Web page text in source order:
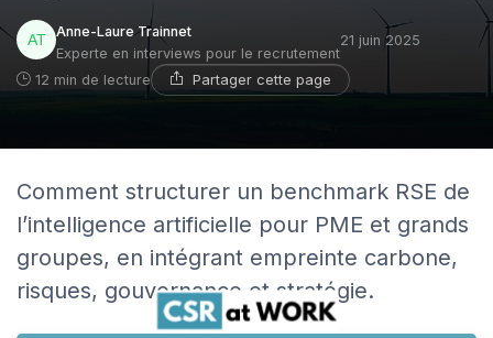
Anne-Laure Trainnet
Experte en interviews pour le recrutement
21 juin 2025
12 min de lecture Partager cette page
Comment structurer un benchmark RSE de
l’intelligence artificielle pour PME et grands
groupes, en intégrant empreinte carbone,
risques, gouvernance et stratégie.